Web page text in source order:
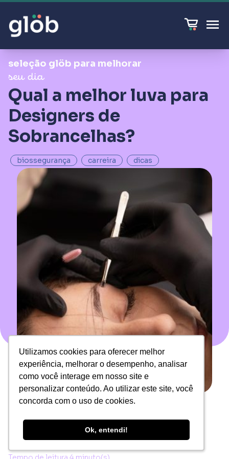
Utilizamos cookies para oferecer melhor
experiência, melhorar o desempenho, analisar
como você interage em nosso site e
personalizar conteúdo. Ao utilizar este site, você
concorda com o uso de cookies.
Ok, entendi!
Utilizamos cookies para oferecer melhor
experiência, melhorar o desempenho, analisar
como você interage em nosso site e
personalizar conteúdo. Ao utilizar este site, você
concorda com o uso de cookies.
Ok, entendi!
seleção glöb para melhorar
seu dia
Qual a melhor luva para
Designers de
Sobrancelhas?
biossegurança carreira dicas
Time Glöfi